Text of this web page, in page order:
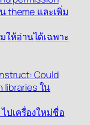
theme และเพิ่ม
ให้อ่านได้เฉพาะ
Could
libraries ใน
ปเครื่องใหม่ชื่อ